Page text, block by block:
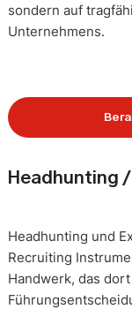
sondern auf
Unternehmens.
Headhunting
Headhunting und
Recruiting
Handwerk, das